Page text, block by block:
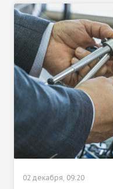
02 декабря, 09:20